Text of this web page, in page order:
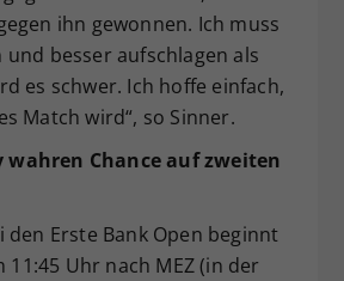
ihn gewonnen. Ich muss
besser aufschlagen als
es schwer. Ich hoffe einfach,
Match wird“, so Sinner.
wahren Chance auf zweiten
den Erste Bank Open beginnt
11:45 Uhr nach MEZ (in der